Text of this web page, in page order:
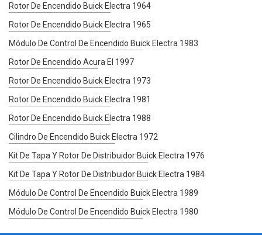
Rotor De Encendido Buick Electra 1964
Rotor De Encendido Buick Electra 1965
Módulo De Control De Encendido Buick Electra 1983
Rotor De Encendido Acura El 1997
Rotor De Encendido Buick Electra 1973
Rotor De Encendido Buick Electra 1981
Rotor De Encendido Buick Electra 1988
Cilindro De Encendido Buick Electra 1972
Kit De Tapa Y Rotor De Distribuidor Buick Electra 1976
Kit De Tapa Y Rotor De Distribuidor Buick Electra 1984
Módulo De Control De Encendido Buick Electra 1989
Módulo De Control De Encendido Buick Electra 1980